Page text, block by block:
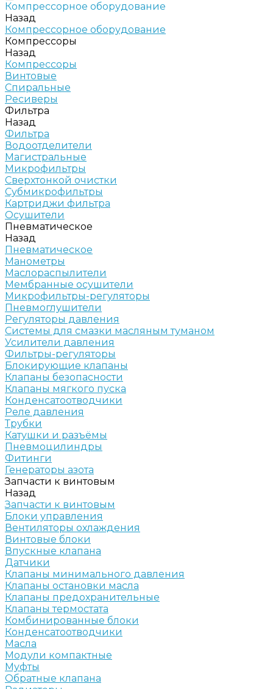
Компрессорное оборудование
Назад
Компрессорное оборудование
Компрессоры
Назад
Компрессоры
Винтовые
Спиральные
Ресиверы
Фильтра
Назад
Фильтра
Водоотделители
Магистральные
Микрофильтры
Сверхтонкой очистки
Субмикрофильтры
Картриджи фильтра
Осушители
Пневматическое
Назад
Пневматическое
Манометры
Маслораспылители
Мембранные осушители
Микрофильтры-регуляторы
Пневмоглушители
Регуляторы давления
Системы для смазки масляным туманом
Усилители давления
Фильтры-регуляторы
Блокирующие клапаны
Клапаны безопасности
Клапаны мягкого пуска
Конденсатоотводчики
Реле давления
Трубки
Катушки и разъёмы
Пневмоцилиндры
Фитинги
Генераторы азота
Запчасти к винтовым
Назад
Запчасти к винтовым
Блоки управления
Вентиляторы охлаждения
Винтовые блоки
Впускные клапана
Датчики
Клапаны минимального давления
Клапаны остановки масла
Клапаны предохранительные
Клапаны термостата
Комбинированные блоки
Конденсатоотводчики
Масла
Модули компактные
Муфты
Обратные клапана